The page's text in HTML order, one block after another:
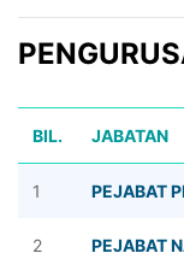
BIL. JABATAN
1 PEJABAT
2
PEJABAT